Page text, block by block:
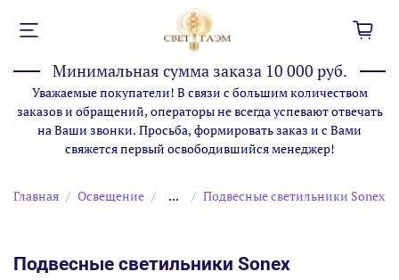
Минимальная сумма заказа 10 000 руб.
Уважаемые покупатели! В связи с большим количеством
заказов и обращений, операторы не всегда успевают отвечать
на Ваши звонки. Просьба, формировать заказ и с Вами
свяжется первый освободившийся менеджер!
Главная Освещение ... Подвесные светильники Sonex
Подвесные светильники Sonex